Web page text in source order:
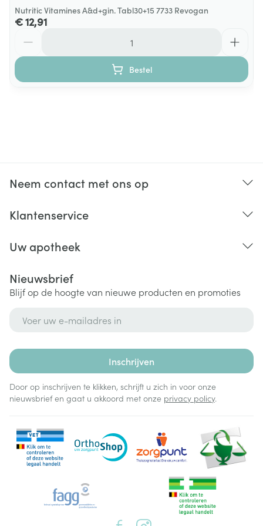
Nutritic Vitamines A&d+gin. Tabl30+15 7733 Revogan
€ 12,91
Bestel
Neem contact met ons op
Klantenservice
Uw apotheek
Nieuwsbrief
Blijf op de hoogte van nieuwe producten en promoties
Inschrijven
Door op inschrijven te klikken, schrijft u zich in voor onze
nieuwsbrief en gaat u akkoord met onze privacy policy.